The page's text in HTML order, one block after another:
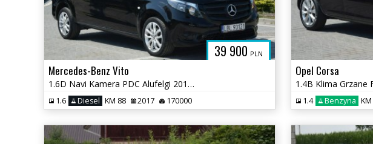
39 900 PLN
Mercedes-Benz Vito
1.6D Navi Kamera PDC Alufelgi 2017r Sprowadzony
1.6 Diesel KM 88 2017 170000
Opel Corsa
1.4 Benzyna